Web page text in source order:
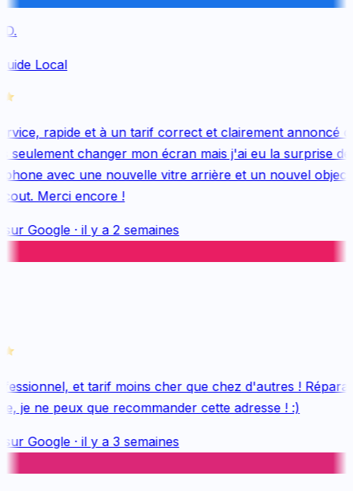
Local
rapide et à un tarif correct et clairement annoncé
seulement changer mon écran mais j'ai eu la surprise de
avec une nouvelle vitre arrière et un nouvel
Merci encore !
Google· il y a 2 semaines
et tarif moins cher que chez d'autres !
je ne peux que recommander cette adresse ! :)
Google· il y a 3 semaines